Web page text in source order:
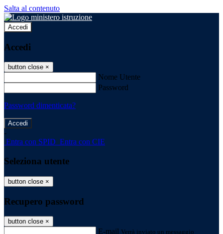
Salta al contenuto
Accedi
Accedi
button close ×
Nome Utente
Password
Password dimenticata?
-
Entra con SPID Entra con CIE
Seleziona utente
button close ×
Recupero password
button close ×
E-mail Verrà inviato un messaggio